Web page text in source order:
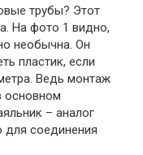
трубы? Этот
На фото 1 видно,
необычна. Он
пластик, если
Ведь монтаж
основном
– аналог
для соединения